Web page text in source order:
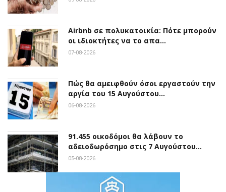
Airbnb σε πολυκατοικία: Πότε μπορούν
οι ιδιοκτήτες να το απα…
07-08-2026
Πώς θα αμειφθούν όσοι εργαστούν την
αργία του 15 Αυγούστου…
06-08-2026
91.455 οικοδόμοι θα λάβουν το
αδειοδωρόσημο στις 7 Αυγούστου…
05-08-2026